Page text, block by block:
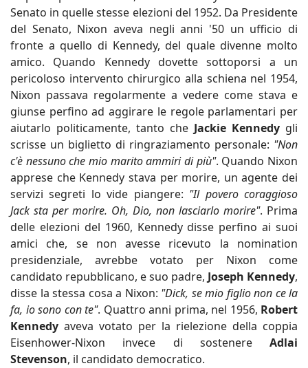
Senato in quelle stesse elezioni del 1952. Da Presidente
del Senato, Nixon aveva negli anni '50 un ufficio di
fronte a quello di Kennedy, del quale divenne molto
amico. Quando Kennedy dovette sottoporsi a un
pericoloso intervento chirurgico alla schiena nel 1954,
Nixon passava regolarmente a vedere come stava e
giunse perfino ad aggirare le regole parlamentari per
aiutarlo politicamente, tanto che Jackie Kennedy gli
scrisse un biglietto di ringraziamento personale: "Non
c'è nessuno che mio marito ammiri di più". Quando Nixon
apprese che Kennedy stava per morire, un agente dei
servizi segreti lo vide piangere: "Il povero coraggioso
Jack sta per morire. Oh, Dio, non lasciarlo morire". Prima
delle elezioni del 1960, Kennedy disse perfino ai suoi
amici che, se non avesse ricevuto la nomination
presidenziale, avrebbe votato per Nixon come
candidato repubblicano, e suo padre, Joseph Kennedy,
disse la stessa cosa a Nixon: "Dick, se mio figlio non ce la
fa, io sono con te". Quattro anni prima, nel 1956, Robert
Kennedy aveva votato per la rielezione della coppia
Eisenhower-Nixon invece di sostenere Adlai
Stevenson, il candidato democratico.